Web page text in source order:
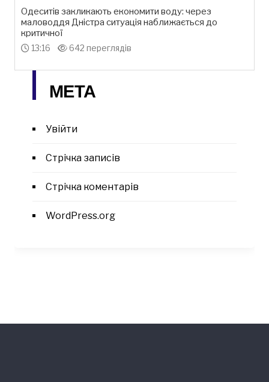
Одеситів закликають економити воду: через
маловоддя Дністра ситуація наближається до
критичної
13:16 642 переглядів
МЕТА
Увійти
Стрічка записів
Стрічка коментарів
WordPress.org